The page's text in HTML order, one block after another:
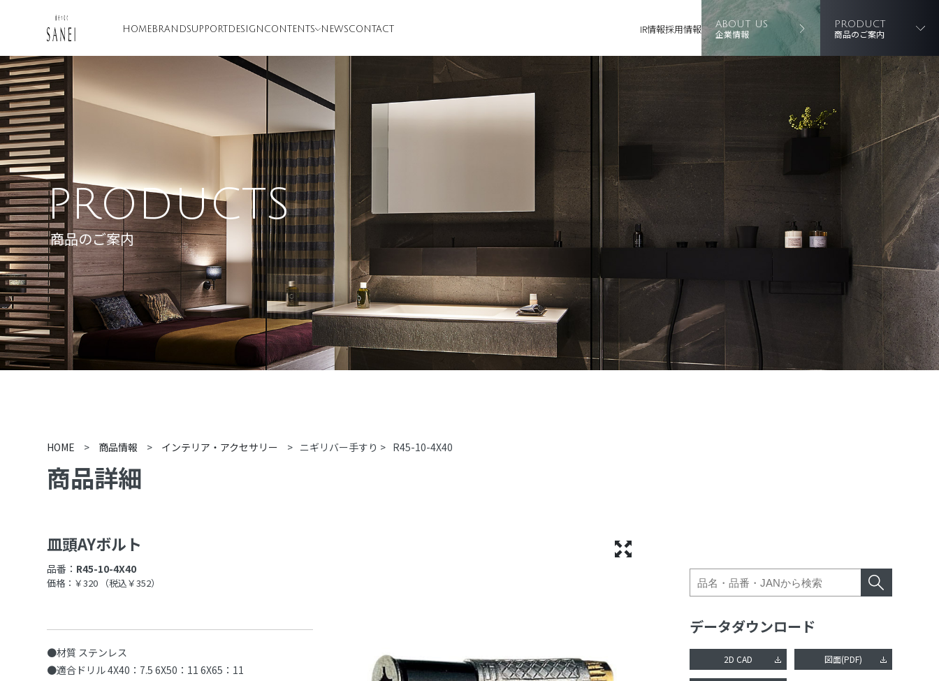
HOME BRANDSUPPORT DESIGN CONTENTS NEWSCONTACT IR情報採用情報 ABOUT US
企業情報
PRODUCT
商品のご案内
PRODUCTS
商品のご案内
HOME > 商品情報 > インテリア・アクセサリー > ニギリバー手すり > R45-10-4X40
商品詳細
皿頭AYボルト
品番： R45-10-4X40
価格：￥320 （税込￥352）
●材質 ステンレス
●適合ドリル 4X40：7.5 6X50：11 6X65：11
データダウンロード
2D CAD 図面(PDF)